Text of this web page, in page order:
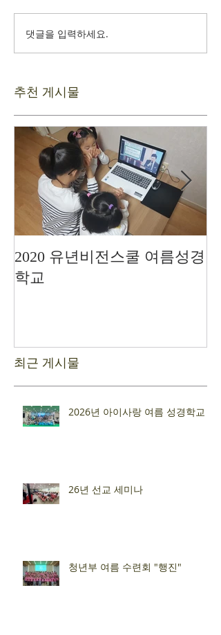
댓글을 입력하세요.
추천 게시물
2020 유년비전스쿨 여름성경
학교
최근 게시물
2026년 아이사랑 여름 성경학교
26년 선교 세미나
청년부 여름 수련회 "행진"